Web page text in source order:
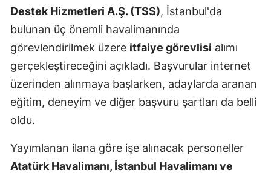
Destek Hizmetleri A.Ş. (TSS), İstanbul'da
bulunan üç önemli havalimanında
görevlendirilmek üzere itfaiye görevlisi alımı
gerçekleştireceğini açıkladı. Başvurular internet
üzerinden alınmaya başlarken, adaylarda aranan
eğitim, deneyim ve diğer başvuru şartları da belli
oldu.
Yayımlanan ilana göre işe alınacak personeller
Atatürk Havalimanı, İstanbul Havalimanı ve